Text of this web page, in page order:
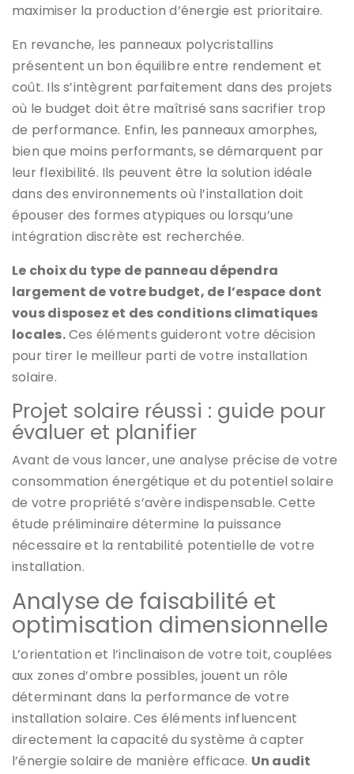
maximiser la production d’énergie est prioritaire.
En revanche, les panneaux polycristallins
présentent un bon équilibre entre rendement et
coût. Ils s’intègrent parfaitement dans des projets
où le budget doit être maîtrisé sans sacrifier trop
de performance. Enfin, les panneaux amorphes,
bien que moins performants, se démarquent par
leur flexibilité. Ils peuvent être la solution idéale
dans des environnements où l’installation doit
épouser des formes atypiques ou lorsqu’une
intégration discrète est recherchée.
Le choix du type de panneau dépendra
largement de votre budget, de l’espace dont
vous disposez et des conditions climatiques
locales.Ces éléments guideront votre décision
pour tirer le meilleur parti de votre installation
solaire.
Projet solaire réussi : guide pour
évaluer et planifier
Avant de vous lancer, une analyse précise de votre
consommation énergétique et du potentiel solaire
de votre propriété s’avère indispensable. Cette
étude préliminaire détermine la puissance
nécessaire et la rentabilité potentielle de votre
installation.
Analyse de faisabilité et
optimisation dimensionnelle
L’orientation et l’inclinaison de votre toit, couplées
aux zones d’ombre possibles, jouent un rôle
déterminant dans la performance de votre
installation solaire. Ces éléments influencent
directement la capacité du système à capter
l’énergie solaire de manière efficace. Un audit